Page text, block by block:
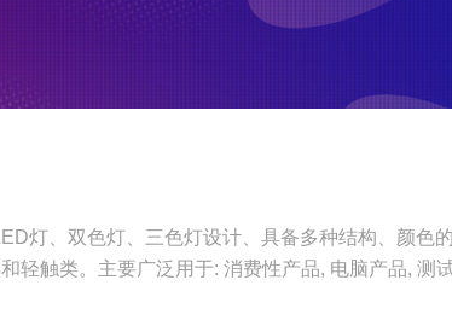
灯、双色灯、三色灯设计、具备多种结构、颜色
轻触类。主要广泛用于: 消费性产品, 电脑产品, 测